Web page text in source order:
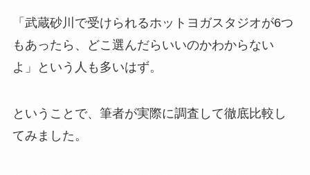
「武蔵砂川で受けられるホットヨガスタジオが6つ
もあったら、どこ選んだらいいのかわからない
よ」という人も多いはず。
ということで、筆者が実際に調査して徹底比較し
てみました。